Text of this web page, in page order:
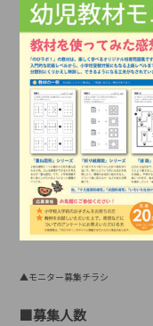
▲モニター募集チラシ
■募集人数